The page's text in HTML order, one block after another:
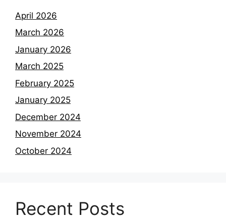
April 2026
March 2026
January 2026
March 2025
February 2025
January 2025
December 2024
November 2024
October 2024
Recent Posts